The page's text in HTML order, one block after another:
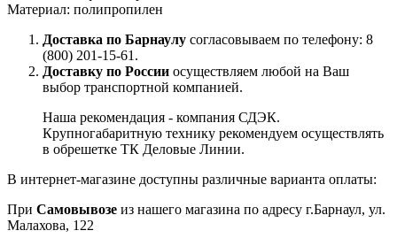
Материал: полипропилен
Доставка по Барнаулу согласовываем по телефону: 8
(800) 201-15-61.
Доставку по России осуществляем любой на Ваш
выбор транспортной компанией.
Наша рекомендация - компания СДЭК.
Крупногабаритную технику рекомендуем осуществлять
в обрешетке ТК Деловые Линии.
В интернет-магазине доступны различные варианта оплаты:
При Самовывозе из нашего магазина по адресу г.Барнаул, ул.
Малахова, 122